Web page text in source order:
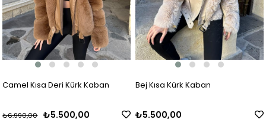
Camel Kısa Deri Kürk Kaban
₺5.500,00
₺6.990,00
Bej Kısa Kürk Kaban
₺5.500,00